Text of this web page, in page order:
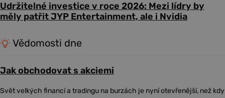
Udržitelné investice v roce 2026: Mezi lídry by
měly patřit JYP Entertainment, ale i Nvidia
Vědomosti dne
Jak obchodovat s akciemi
Svět velkých financí a tradingu na burzách je nyní otevřenější, než kdy